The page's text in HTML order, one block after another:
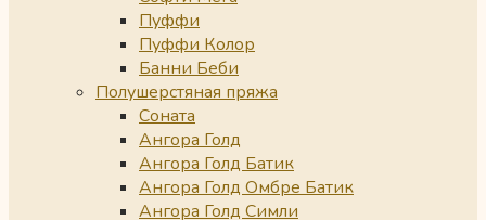
Пуффи
Пуффи Колор
Банни Беби
Полушерстяная пряжа
Соната
Ангора Голд
Ангора Голд Батик
Ангора Голд Омбре Батик
Ангора Голд Симли